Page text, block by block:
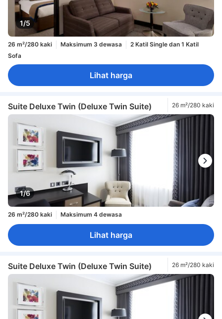
1/5
26 m²/280 kaki Maksimum 3 dewasa
2 Katil Single dan 1 Katil
Sofa
Lihat harga
Suite Deluxe Twin (Deluxe Twin Suite) 26 m²/280 kaki
1/6
26 m²/280 kaki Maksimum 4 dewasa
Lihat harga
Suite Deluxe Twin (Deluxe Twin Suite) 26 m²/280 kaki